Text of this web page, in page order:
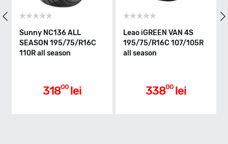
C
Aderenta pe carosabil ud
Sunny NC136 ALL
SEASON 195/75/R16C
110R all season
31800 lei
Leao iGREEN VAN 4S
195/75/R16C 107/105R
all season
33800 lei